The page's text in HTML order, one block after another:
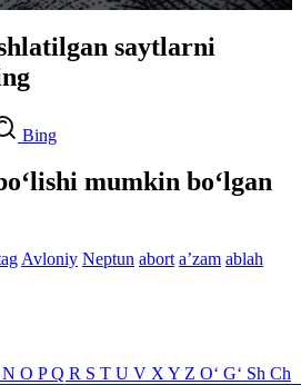
saytlarni
Bing
mumkin bo‘lgan
Avloniy Neptun abort aʼzam ablah
N O PQ R S T U V X Y Z O‘ G‘ Sh Ch